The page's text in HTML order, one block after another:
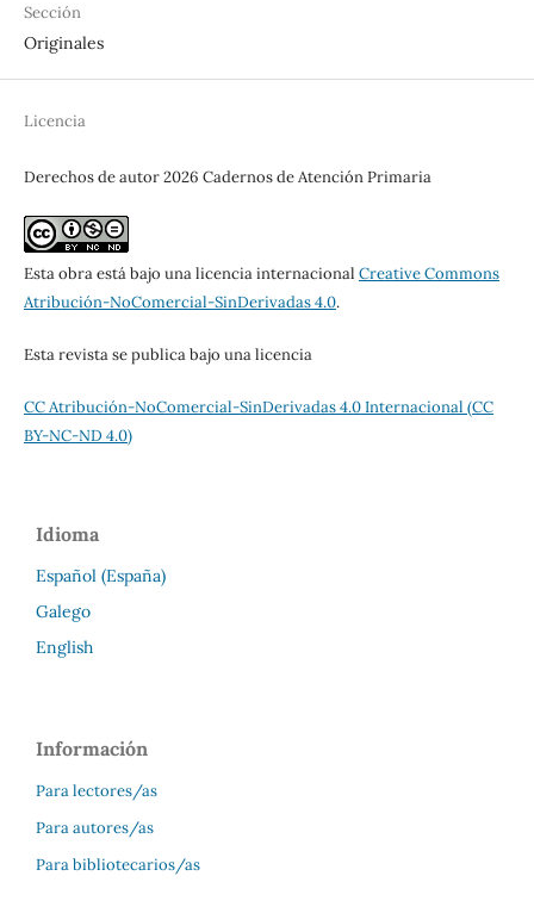
Sección
Originales
Licencia
Derechos de autor 2026 Cadernos de Atención Primaria
Esta obra está bajo una licencia internacional Creative Commons
Atribución-NoComercial-SinDerivadas 4.0.
Esta revista se publica bajo una licencia
CC Atribución-NoComercial-SinDerivadas 4.0 Internacional (CC
BY-NC-ND 4.0)
Idioma
Español (España)
Galego
English
Información
Para lectores/as
Para autores/as
Para bibliotecarios/as